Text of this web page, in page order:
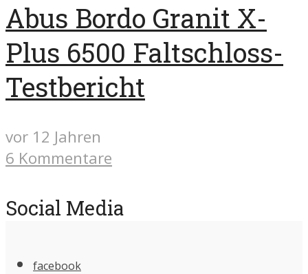
Abus Bordo Granit X-
Plus 6500 Faltschloss-
Testbericht
vor 12 Jahren
6 Kommentare
Social Media
facebook